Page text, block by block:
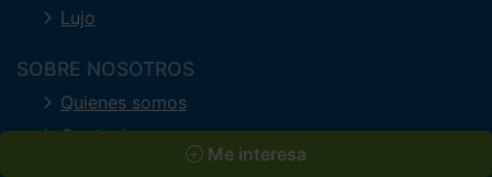
Me interesa
Lujo
SOBRE NOSOTROS
Quienes somos
Contacto
Concesionarios